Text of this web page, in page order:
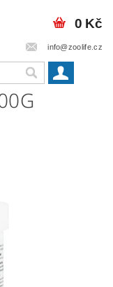
info@zoolife.cz
0 Kč